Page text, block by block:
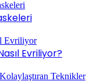
Evriliyor?